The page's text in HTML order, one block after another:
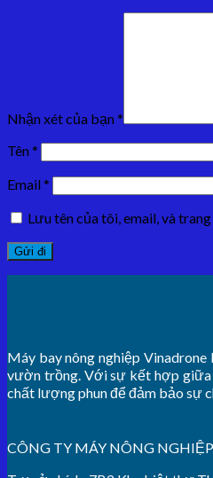
Nhận xét của bạn*
Tên*
Email*
Lưu tên của tôi, email, và
Máy bay nông nghiệp
vườn trồng. Với sự kết hợp giữa
chất lượng phun để đảm bảo sự
CÔNG TY MÁY NÔNG